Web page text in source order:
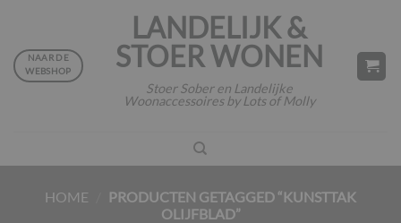
inhoud
LANDELIJK &
STOER WONEN
Stoer Sober en Landelijke
Woonaccessoires by Lots of Molly
NAAR DE
WEBSHOP
HOME
PRODUCTEN GETAGGED “KUNSTTAK
OLIJFBLAD”